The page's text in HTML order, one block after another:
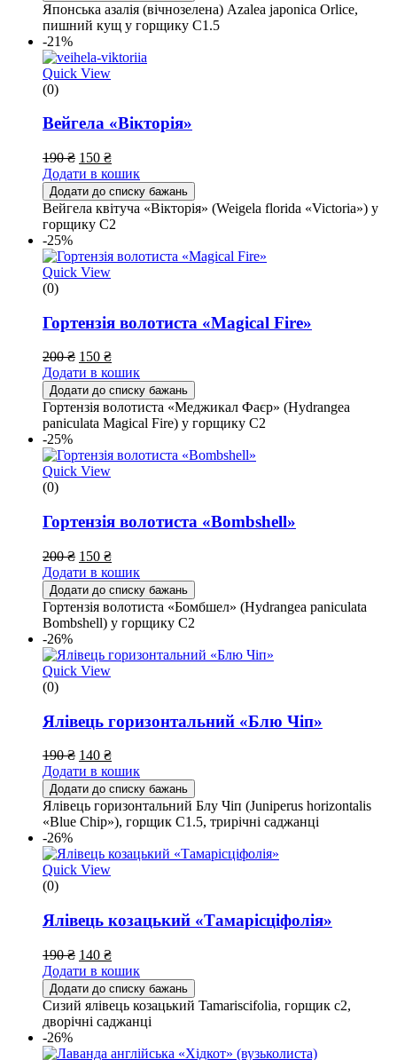
Японська азалія (вічнозелена) Azalea japonica Orlice,
пишний кущ у горщику С1.5
-21%
Quick View
(0)
Вейгела «Вікторія»
190₴ 150 ₴
Додати в кошик
Додати до списку бажань
Вейгела квітуча «Вікторія» (Weigela florida «Victoria») у
горщику С2
-25%
Quick View
(0)
Гортензія волотиста «Magical Fire»
200₴ 150 ₴
Додати в кошик
Додати до списку бажань
Гортензія волотиста «Меджикал Фаєр» (Hydrangea
paniculata Magical Fire) у горщику С2
-25%
Quick View
(0)
Гортензія волотиста «Bombshell»
200₴ 150 ₴
Додати в кошик
Додати до списку бажань
Гортензія волотиста «Бомбшел» (Hydrangea paniculata
Bombshell) у горщику С2
-26%
Quick View
(0)
Ялівець горизонтальний «Блю Чіп»
190₴ 140 ₴
Додати в кошик
Додати до списку бажань
Ялівець горизонтальний Блу Чіп (Juniperus horizontalis
«Blue Chip»), горщик С1.5, трирічні саджанці
-26%
Quick View
(0)
Ялівець козацький «Тамарісціфолія»
190₴ 140 ₴
Додати в кошик
Додати до списку бажань
Сизий ялівець козацький Tamariscifolia, горщик с2,
дворічні саджанці
-26%